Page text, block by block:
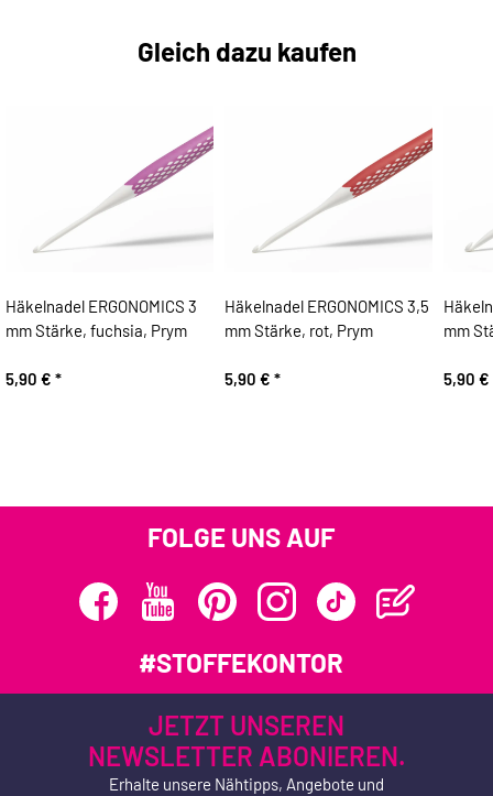
Gleich dazu kaufen
Häkelnadel ERGONOMICS 3
mm Stärke, fuchsia, Prym
5,90 € *
Häkelnadel ERGONOMICS 3,5
mm Stärke, rot, Prym
5,90 € *
mm
5,90 €
FOLGE UNS AUF
#STOFFEKONTOR
JETZT UNSEREN
NEWSLETTER ABONIEREN.
Erhalte unsere Nähtipps, Angebote und